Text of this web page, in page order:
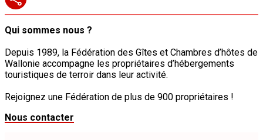
Qui sommes nous ?
Depuis 1989, la Fédération des Gîtes et Chambres d’hôtes de
Wallonie accompagne les propriétaires d’hébergements
touristiques de terroir dans leur activité.
Rejoignez une Fédération de plus de 900 propriétaires !
Nous contacter